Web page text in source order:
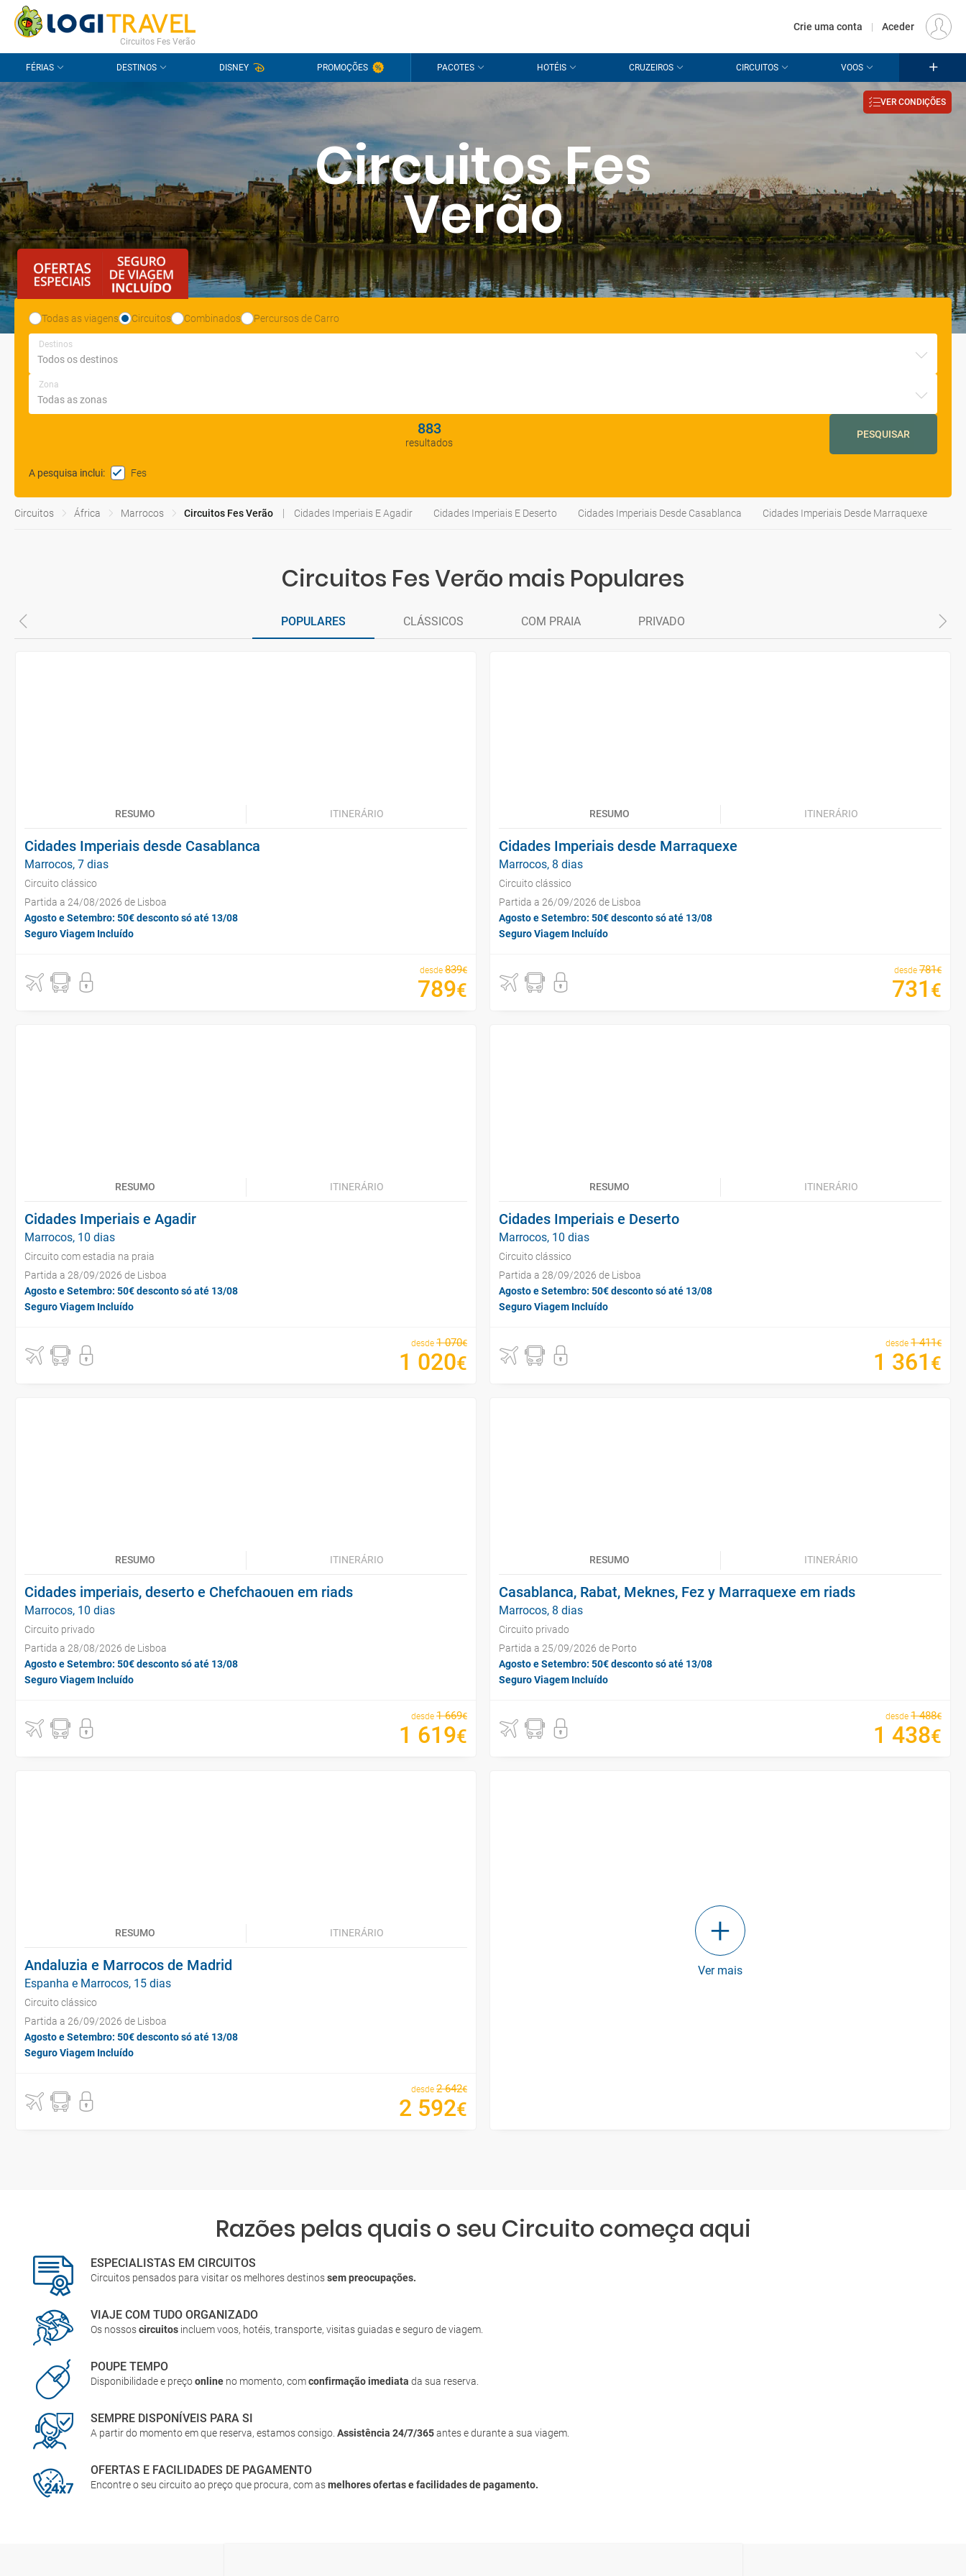
CONTACTO PERGUNTAS FREQUENTES EUR
Circuitos Fes Verão
Crie uma conta | Aceder
FÉRIAS DESTINOS DISNEY PROMOÇÕES PACOTES HOTÉIS CRUZEIROS CIRCUITOS VOOS
Circuitos Fes
Verão
VER CONDIÇÕES
Todas as viagens Circuitos Combinados Percursos de Carro
Destinos
Zona
883
resultados
PESQUISAR
A pesquisa inclui: Fes
Circuitos África Marrocos Circuitos Fes Verão Cidades Imperiais E Agadir Cidades Imperiais E Deserto Cidades Imperiais Desde Casablanca Cidades Imperiais Desde Marraquexe
Circuitos Fes Verão mais Populares
POPULARES CLÁSSICOS COM PRAIA PRIVADO
RESUMO ITINERÁRIO
Cidades Imperiais desde Casablanca
Marrocos, 7 dias
Circuito clássico
Partida a 24/08/2026 de Lisboa
Agosto e Setembro: 50€ desconto só até 13/08
Seguro Viagem Incluído
desde 839€
789€
RESUMO ITINERÁRIO
Cidades Imperiais desde Marraquexe
Marrocos, 8 dias
Circuito clássico
Partida a 26/09/2026 de Lisboa
Agosto e Setembro: 50€ desconto só até 13/08
Seguro Viagem Incluído
desde 781€
731 €
RESUMO ITINERÁRIO
Cidades Imperiais e Agadir
Marrocos, 10 dias
Circuito com estadia na praia
Partida a 28/09/2026 de Lisboa
Agosto e Setembro: 50€ desconto só até 13/08
Seguro Viagem Incluído
desde 1 070€
1 020€
RESUMO ITINERÁRIO
Cidades Imperiais e Deserto
Marrocos, 10 dias
Circuito clássico
Partida a 28/09/2026 de Lisboa
Agosto e Setembro: 50€ desconto só até 13/08
Seguro Viagem Incluído
desde 1 411€
1 361 €
RESUMO ITINERÁRIO
Cidades imperiais, deserto e Chefchaouen em riads
Marrocos, 10 dias
Circuito privado
Partida a 28/08/2026 de Lisboa
Agosto e Setembro: 50€ desconto só até 13/08
Seguro Viagem Incluído
desde 1 669€
1 619€
RESUMO ITINERÁRIO
Casablanca, Rabat, Meknes, Fez y Marraquexe em riads
Marrocos, 8 dias
Circuito privado
Partida a 25/09/2026 de Porto
Agosto e Setembro: 50€ desconto só até 13/08
Seguro Viagem Incluído
desde 1 488€
1 438€
RESUMO ITINERÁRIO
Andaluzia e Marrocos de Madrid
Espanha e Marrocos, 15 dias
Circuito clássico
Partida a 26/09/2026 de Lisboa
Agosto e Setembro: 50€ desconto só até 13/08
Seguro Viagem Incluído
desde 2 642€
2 592€
Ver mais
Razões pelas quais o seu Circuito começa aqui
ESPECIALISTAS EM CIRCUITOS
Circuitos pensados para visitar os melhores destinossem preocupações.
VIAJE COM TUDO ORGANIZADO
Os nossoscircuitos incluem voos, hotéis, transporte, visitas guiadas e seguro de viagem.
POUPE TEMPO
Disponibilidade e preçoonline no momento, comconfirmação imediata da sua reserva.
SEMPRE DISPONÍVEIS PARA SI
A partir do momento em que reserva, estamos consigo.Assistência 24/7/365antes e durante a sua viagem.
OFERTAS E FACILIDADES DE PAGAMENTO
Encontre o seu circuito ao preço que procura, com asmelhores ofertas e facilidades de pagamento.